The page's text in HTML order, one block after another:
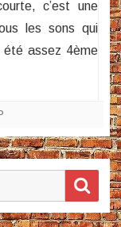
c’est une
les sons qui
assez 4ème